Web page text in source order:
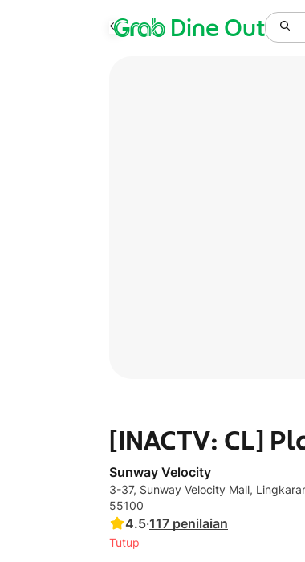
GrabDine Out
[INACTV: CL]
Sunway Velocity
3-37, Sunway Velocity Mall,
55100
4.5·117 penilaian
Tutup